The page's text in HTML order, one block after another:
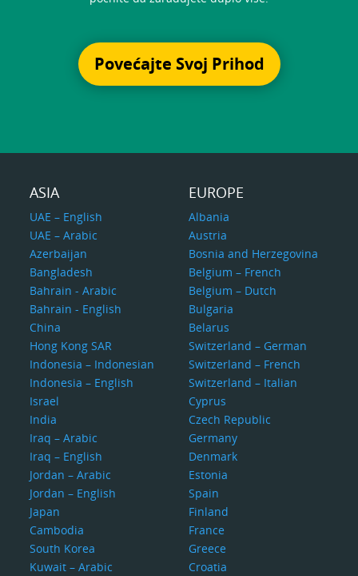
Povećajte Svoj Prihod
ASIA
UAE – English
UAE – Arabic
Azerbaijan
Bangladesh
Bahrain - Arabic
Bahrain - English
China
Hong Kong SAR
Indonesia – Indonesian
Indonesia – English
Israel
India
Iraq – Arabic
Iraq – English
Jordan – Arabic
Jordan – English
Japan
Cambodia
South Korea
Kuwait – Arabic
EUROPE
Albania
Austria
Bosnia and Herzegovina
Belgium – French
Belgium – Dutch
Bulgaria
Belarus
Switzerland – German
Switzerland – French
Switzerland – Italian
Cyprus
Czech Republic
Germany
Denmark
Estonia
Spain
Finland
France
Greece
Croatia